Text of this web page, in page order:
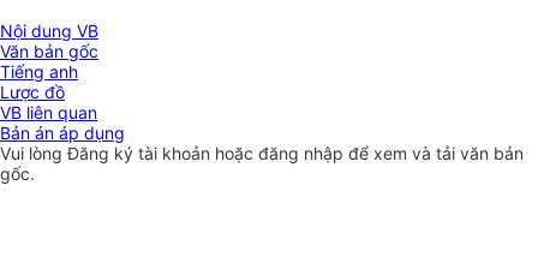
Nội dung VB
Văn bản gốc
Tiếng anh
Lược đồ
VB liên quan
Bản án áp dụng
Vui lòngĐăng ký tài khoản hoặc đăng nhập để xem và tải văn bản
gốc.